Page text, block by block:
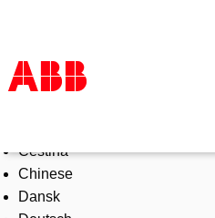
Products & Solutions
Industries
Services
Čeština
Chinese
Dansk